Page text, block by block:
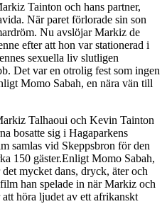
Tainton och hans partner,
När paret förlorade sin son
Nu avslöjar Markiz de
efter att hon var stationerad i
sexuella liv slutligen
Det var en otrolig fest som ingen
Momo Sabah, en nära vän till
Talhaoui och Kevin Tainton
bosatte sig i Hagaparkens
samlas vid Skeppsbron för den
150 gäster.Enligt Momo Sabah,
mycket dans, dryck, äter och
han spelade in när Markiz och
höra ljudet av ett afrikanskt